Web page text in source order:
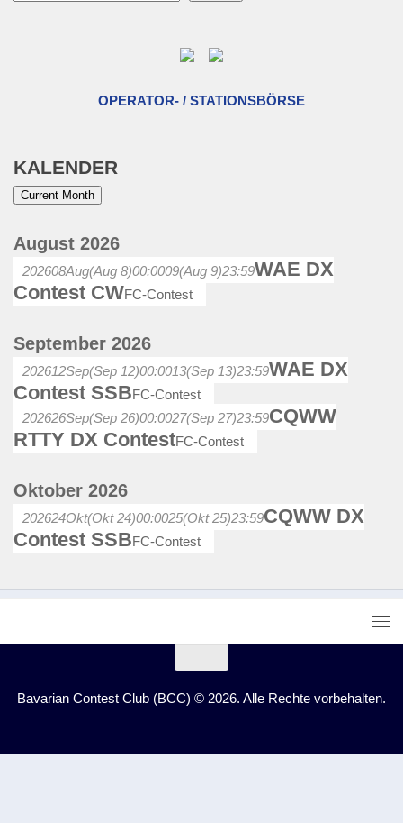
OPERATOR- / STATIONSBÖRSE
KALENDER
Current Month
August 2026
202608Aug(Aug 8)00:0009(Aug 9)23:59WAE DX
Contest CWFC-Contest
September 2026
202612Sep(Sep 12)00:0013(Sep 13)23:59WAE DX
Contest SSBFC-Contest
202626Sep(Sep 26)00:0027(Sep 27)23:59CQWW
RTTY DX ContestFC-Contest
Oktober 2026
202624Okt(Okt 24)00:0025(Okt 25)23:59CQWW DX
Contest SSBFC-Contest
Bavarian Contest Club (BCC) © 2026. Alle Rechte vorbehalten.